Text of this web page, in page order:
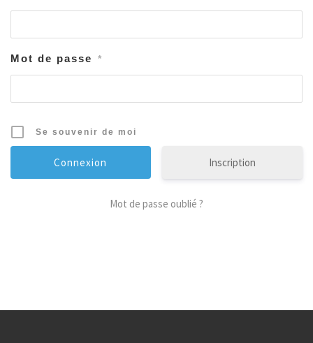
Mot de passe *
Se souvenir de moi
Inscription
Mot de passe oublié ?